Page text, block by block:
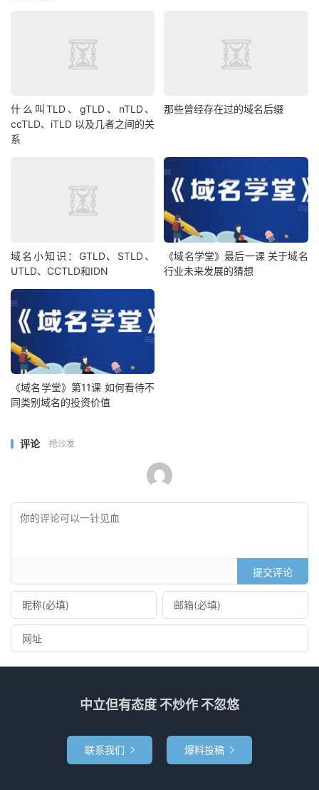
什么叫TLD、gTLD、nTLD、
ccTLD、iTLD 以及几者之间的关
系
那些曾经存在过的域名后缀
域名小知识：GTLD、STLD、
UTLD、CCTLD和IDN
《域名学堂》最后一课 关于域名
行业未来发展的猜想
《域名学堂》第11课 如何看待不
同类别域名的投资价值
评论 抢沙发
提交评论
中立但有态度 不炒作 不忽悠
联系我们  爆料投稿 